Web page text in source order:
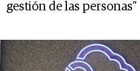
gestión de las personas”